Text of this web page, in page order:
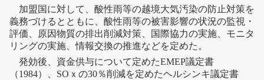
加盟国に対して、 酸性雨等の越境大気汚染の防止対策を
義務づけるとともに、 酸性雨等の被害影響の状況の監視・
評価、原因物質の排出削減対策、国際協力の実施、 モニタ
リングの実施、情報交換の推進などを定めた。
発効後、資金供与について定めたEMEP議定書
（1984）、SOｘの30％削減を定めたヘルシンキ議定書